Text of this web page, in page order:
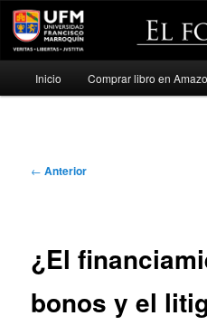
Ir
Inicio Comprar libro en
Navegación
← Anterior
¿El
bonos y el